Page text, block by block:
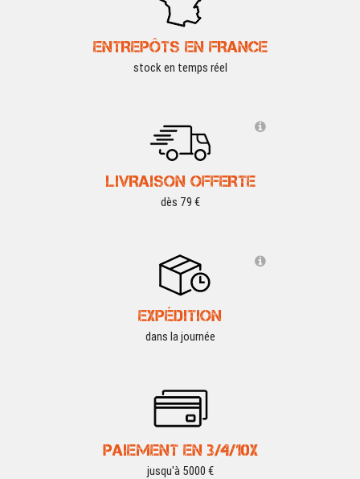
ENTREPÔTS EN FRANCE
stock en temps réel
LIVRAISON OFFERTE
dès 79 €
EXPÉDITION
dans la journée
PAIEMENT EN 3/4/10X
jusqu'à 5000 €